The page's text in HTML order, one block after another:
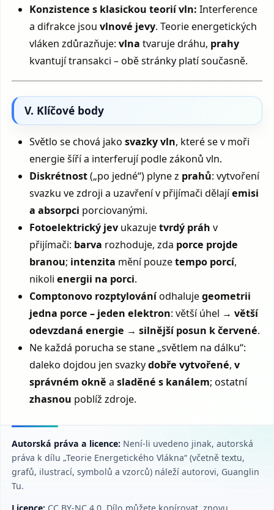
Konzistence s klasickou teorií vln: Interference
a difrakce jsouvlnové jevy. Teorie energetických
vláken zdůrazňuje:vlna tvaruje dráhu, prahy
kvantují transakci – obě stránky platí současně.
V. Klíčové body
Světlo se chová jakosvazky vln, které se v moři
energie šíří a interferují podle zákonů vln.
Diskrétnost(„po jedné“) plyne z prahů: vytvoření
svazku ve zdroji a uzavření v přijímači dělajíemisi
a absorpci porciovanými.
Fotoelektrický jev ukazujetvrdý práh v
přijímači: barva rozhoduje, zda porce projde
branou; intenzita mění pouzetempo porcí,
nikolienergii na porci.
Comptonovo rozptylováníodhalujegeometrii
jedna porce – jeden elektron: větší úhel →větší
odevzdaná energie →silnější posun k červené.
Ne každá porucha se stane „světlem na dálku“:
daleko dojdou jen svazkydobře vytvořené,v
správném okně asladěné s kanálem; ostatní
zhasnou poblíž zdroje.
Autorská práva a licence: Není-li uvedeno jinak, autorská
práva k dílu „Teorie Energetického Vlákna“ (včetně textu,
grafů, ilustrací, symbolů a vzorců) náleží autorovi, Guanglin
Tu.